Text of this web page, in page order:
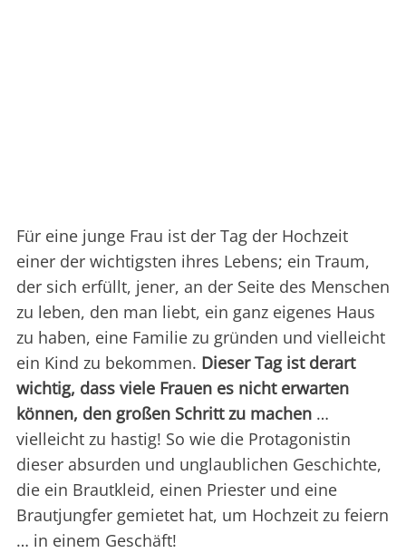
Für eine junge Frau ist der Tag der Hochzeit
einer der wichtigsten ihres Lebens; ein Traum,
der sich erfüllt, jener, an der Seite des Menschen
zu leben, den man liebt, ein ganz eigenes Haus
zu haben, eine Familie zu gründen und vielleicht
ein Kind zu bekommen. Dieser Tag ist derart
wichtig, dass viele Frauen es nicht erwarten
können, den großen Schritt zu machen …
vielleicht zu hastig! So wie die Protagonistin
dieser absurden und unglaublichen Geschichte,
die ein Brautkleid, einen Priester und eine
Brautjungfer gemietet hat, um Hochzeit zu feiern
… in einem Geschäft!